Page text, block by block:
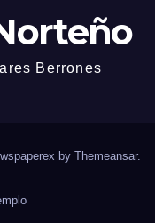
Berrones
by Themeansar.